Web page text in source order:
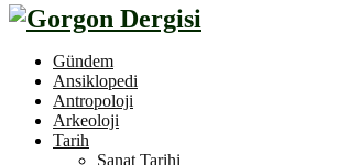
Gündem
Ansiklopedi
Antropoloji
Arkeoloji
Tarih
Sanat Tarihi